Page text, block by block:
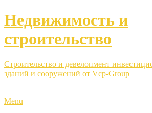
Недвижимость и
строительство
Строительство и девелопмент
зданий и сооружений от Vcp-Group
Menu